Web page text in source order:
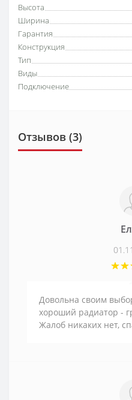
Высота
Ширина
Гарантия
Конструкция
Тип
Виды
Подключение
Отзывов (3)
Довольна своим
хороший радиатор -
Жалоб никаких нет,